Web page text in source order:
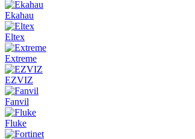
Ekahau
Eltex
Extreme
EZVIZ
Fanvil
Fluke